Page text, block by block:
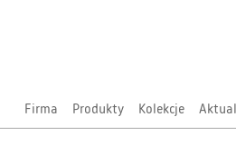
Firma Produkty Kolekcje